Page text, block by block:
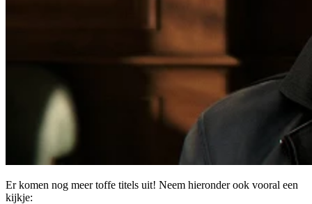
Er komen nog meer toffe titels uit! Neem hieronder ook vooral een
kijkje: